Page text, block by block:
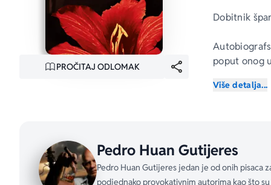
PROČITAJ ODLOMAK
Dobitnik
poput onog
novom
nezasiti
završena i
Više detalja...
Pedro Huan Gutijeres
Pedro Huan Gutijeres jedan je od onih pisaca
podjednako provokativnim autorima kao što